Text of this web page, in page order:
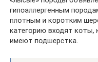
гипоаллергенным
плотным и коротким
категорию входят коты,
имеют подшерстка.